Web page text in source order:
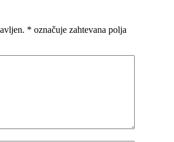
* označuje zahtevana polja